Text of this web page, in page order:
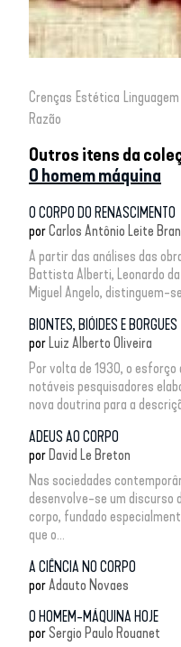
Crenças Estética Linguagem
Razão
Outros itens da
O homem máquina
O CORPO DO RENASCIMENTO
porCarlos Antônio Leite
A partir das análises das
Battista Alberti, Leonardo
Miguel Angelo, distinguem-se
BIONTES, BIÓIDES E BORGUES
por Luiz Alberto Oliveira
Por volta de 1930, o esforço
notáveis pesquisadores
nova doutrina para a
ADEUS AO CORPO
por David Le Breton
Nas sociedades
desenvolve-se um discurso
corpo, fundado
que o...
A CIÊNCIA NO CORPO
porAdauto Novaes
O HOMEM-MÁQUINA HOJE
porSergio Paulo Rouanet